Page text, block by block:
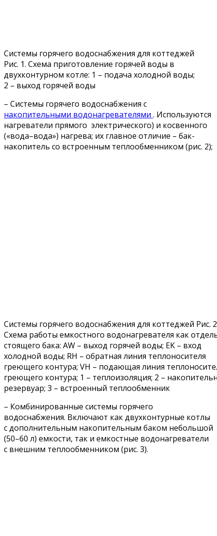
Системы горячего водоснабжения для коттеджей
Рис. 1. Схема приготовление горячей воды в
двухконтурном котле: 1 – подача холодной воды;
2 – выход горячей воды
– Системы горячего водоснабжения с
накопительными водонагревателями . Используются
нагреватели прямого электрического) и косвенного
(«вода–вода») нагрева; их главное отличие – бак-
накопитель со встроенным теплообменником (рис. 2);
Системы горячего водоснабжения для коттеджей Рис.
Схема работы емкостного водонагревателя как
стоящего бака: AW – выход горячей воды; EK – вход
холодной воды; RH – обратная линия теплоносителя
греющего контура; VH – подающая линия
греющего контура; 1 – теплоизоляция; 2 –
резервуар; 3 – встроенный теплообменник
– Комбинированные системы горячего
водоснабжения. Включают как двухконтурные котлы
с дополнительным накопительным баком небольшой
(50–60 л) емкости, так и емкостные водонагреватели
с внешним теплообменником (рис. 3).